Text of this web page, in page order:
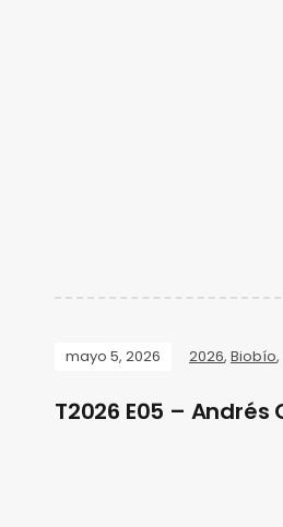
mayo 5, 2026 2026, Biobío,
T2026 E05 – Andrés